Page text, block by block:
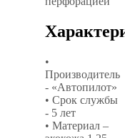
•
Производитель
- «Автопилот»
• Срок службы
- 5 лет
• Материал –